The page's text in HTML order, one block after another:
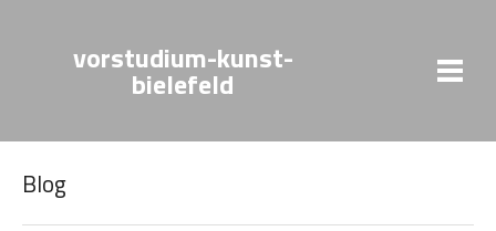
vorstudium-kunst-
bielefeld
Blog